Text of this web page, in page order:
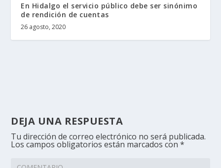
En Hidalgo el servicio público debe ser sinónimo
de rendición de cuentas
26 agosto, 2020
DEJA UNA RESPUESTA
Tu dirección de correo electrónico no será publicada.
Los campos obligatorios están marcados con*